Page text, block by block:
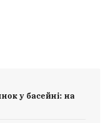
у басейні: на